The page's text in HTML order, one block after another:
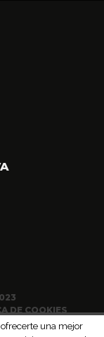
DE COOKIES
una mejor